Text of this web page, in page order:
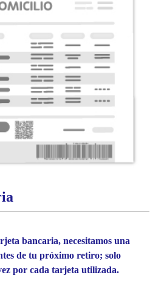
bancaria, necesitamos una
de tu próximo retiro; solo
por cada tarjeta utilizada.